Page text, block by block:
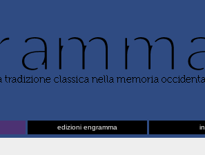
edizioni engramma